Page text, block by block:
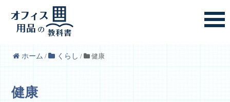
ホーム / くらし / 健康
健康